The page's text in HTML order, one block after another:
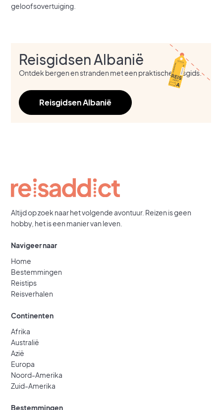
geloofsovertuiging.
Reisgidsen Albanië
Ontdek bergen en stranden met een praktische reisgids.
Reisgidsen Albanië
Altijd op zoek naar het volgende avontuur. Reizen is geen
hobby, het is een manier van leven.
Navigeer naar
Home
Bestemmingen
Reistips
Reisverhalen
Continenten
Afrika
Australië
Azië
Europa
Noord-Amerika
Zuid-Amerika
Bestemmingen